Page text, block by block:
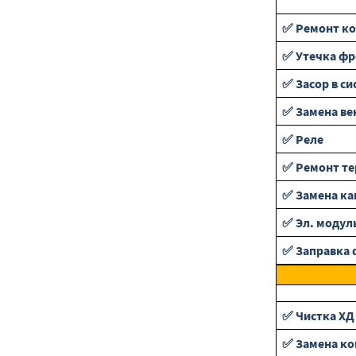
✅ Ремонт
✅ Утечка
✅ Засор в
✅ Замена
✅ Реле
✅ Ремонт
✅ Замена
✅ Эл.
✅ Заправка
✅ Чистка ХД
✅ Замена